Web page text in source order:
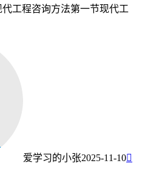
工程咨询方法第一节现代工
爱学习的小张2025-11-10